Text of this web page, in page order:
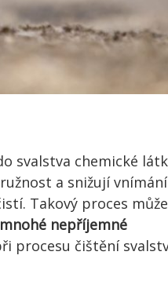
svalstva chemické
a snižují
Takový proces může
nepříjemné
procesu čištění